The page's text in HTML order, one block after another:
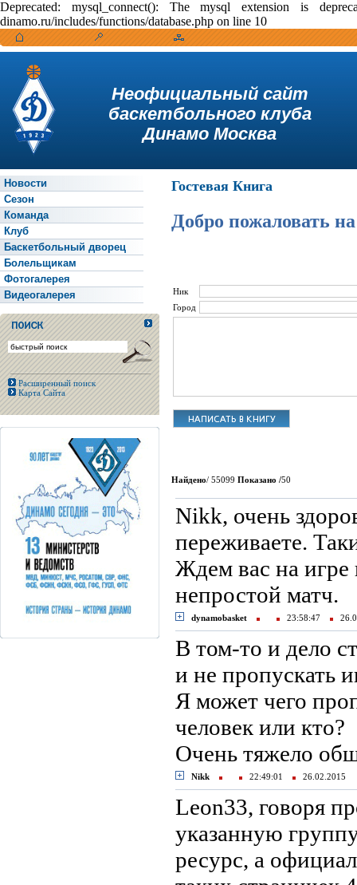
Deprecated: mysql_connect(): The mysql extension is
dinamo.ru/includes/functions/database.php on line 10
Неофициальный сайт
баскетбольного клуба
Динамо Москва
Новости
Сезон
Команда
Клуб
Баскетбольный дворец
Болельщикам
Фотогалерея
Видеогалерея
Расширенный поиск
Карта Сайта
Гостевая Книга
Добро пожаловать
Ник
Город
Найдено/ 55099 Показано /50
Nikk, очень
переживаете.
Ждем вас на игре
непростой матч.
dynamobasket 23:58:47
В том-то и дело
и не пропускать
Я может чего
человек или кто?
Очень тяжело
Nikk 22:49:01 26.02.2015
Leon33, говоря
указанную
ресурс, а